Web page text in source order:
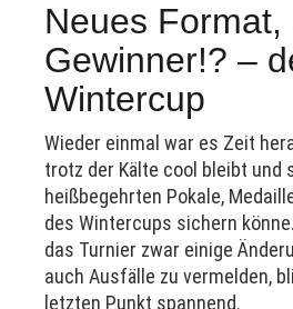
Neues Format,
Gewinner!? –
Wintercup
Wieder einmal war es Zeit
trotz der Kälte cool bleibt und
heißbegehrten Pokale,
des Wintercups sichern
das Turnier zwar einige
auch Ausfälle zu vermelden,
letzten Punkt spannend.